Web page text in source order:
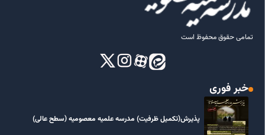
تمامی حقوق محفوظ است
خبر فوری
پذیرش(تکمیل ظرفیت) مدرسه علمیه معصومیه‌ (سطح عالی)